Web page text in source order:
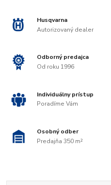
Husqvarna
Autorizovaný dealer
Odborný predajca
Od roku 1996
Individuálny prístup
Poradíme Vám
Osobný odber
Predajňa 350 m²